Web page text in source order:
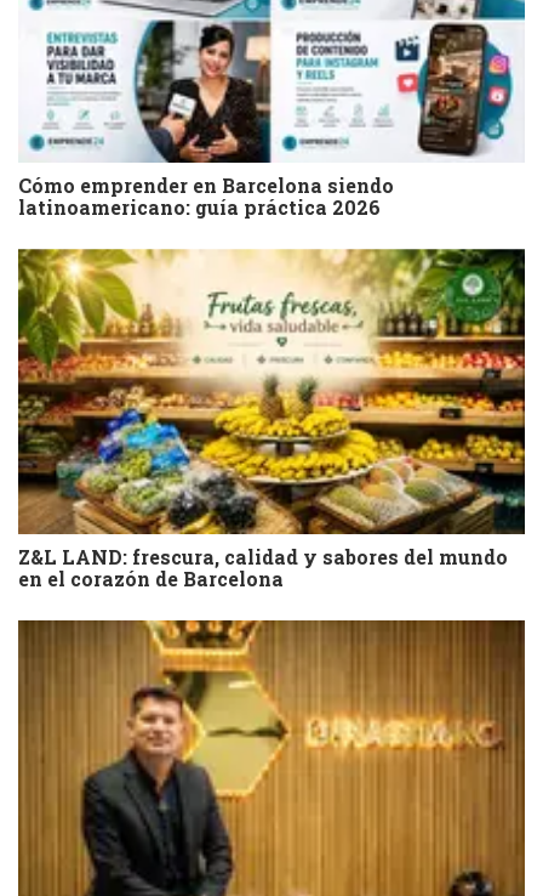
Cómo emprender en Barcelona siendo
latinoamericano: guía práctica 2026
Z&L LAND: frescura, calidad y sabores del mundo
en el corazón de Barcelona